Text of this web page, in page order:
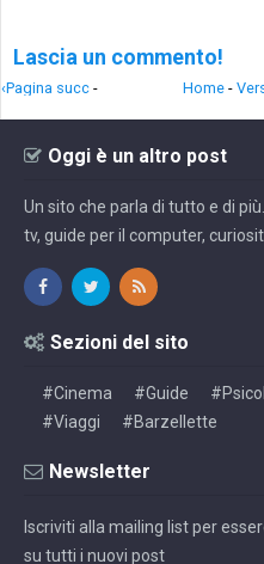
Lascia un commento!
‹Pagina succ - Home -
Oggi è un altro post
Un sito che parla di tutto e di
tv, guide per il computer,
Sezioni del sito
#Cinema #Guide
#Viaggi
#Barzellette
Newsletter
Iscriviti alla mailing list per
su tutti i nuovi post